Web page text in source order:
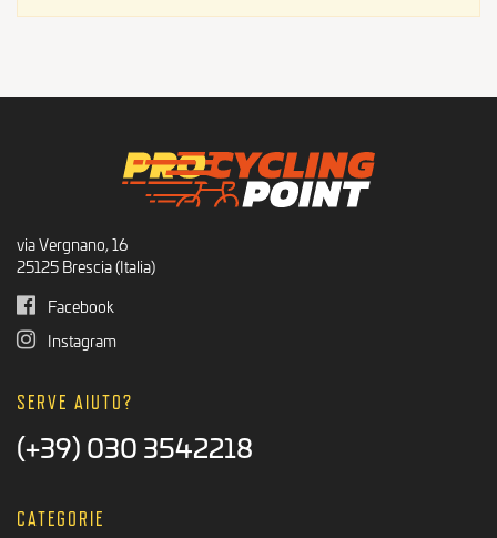
Prodotti consigliati
Offerte Ciclismo
via Vergnano, 16
25125 Brescia (Italia)
Facebook
Instagram
SERVE AIUTO?
(+39) 030 3542218
CATEGORIE